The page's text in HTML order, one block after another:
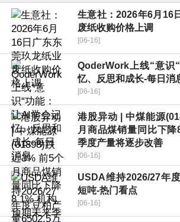
生意社：2026年6月16
废纸收购价格上调
[06-16]
QoderWork上线“意识
忆、反思和成长-每日消
[06-16]
港股异动 | 中煤能源
月商品煤销量同比下
季度产量将逐步改善
[06-16]
USDA维持2026/27年
短吨-热门看点
[06-16]